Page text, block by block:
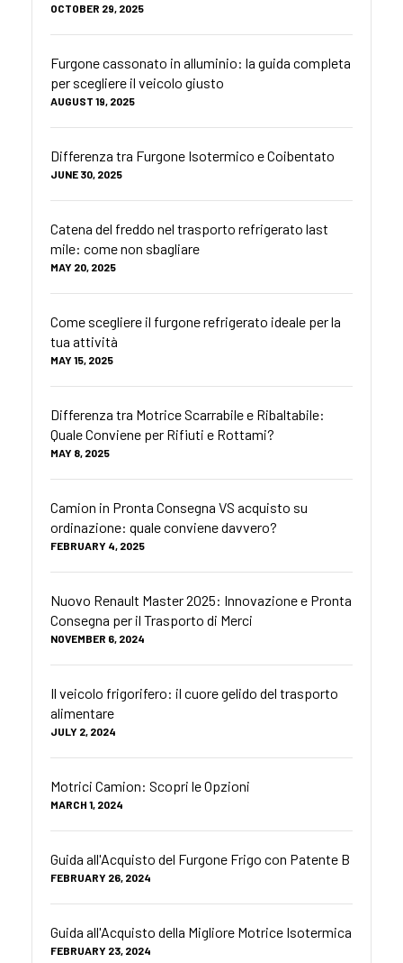
OCTOBER 29, 2025
Furgone cassonato in alluminio: la guida completa
per scegliere il veicolo giusto
AUGUST 19, 2025
Differenza tra Furgone Isotermico e Coibentato
JUNE 30, 2025
Catena del freddo nel trasporto refrigerato last
mile: come non sbagliare
MAY 20, 2025
Come scegliere il furgone refrigerato ideale per la
tua attività
MAY 15, 2025
Differenza tra Motrice Scarrabile e Ribaltabile:
Quale Conviene per Rifiuti e Rottami?
MAY 8, 2025
Camion in Pronta Consegna VS acquisto su
ordinazione: quale conviene davvero?
FEBRUARY 4, 2025
Nuovo Renault Master 2025: Innovazione e Pronta
Consegna per il Trasporto di Merci
NOVEMBER 6, 2024
Il veicolo frigorifero: il cuore gelido del trasporto
alimentare
JULY 2, 2024
Motrici Camion: Scopri le Opzioni
MARCH 1, 2024
Guida all'Acquisto del Furgone Frigo con Patente B
FEBRUARY 26, 2024
Guida all'Acquisto della Migliore Motrice Isotermica
FEBRUARY 23, 2024